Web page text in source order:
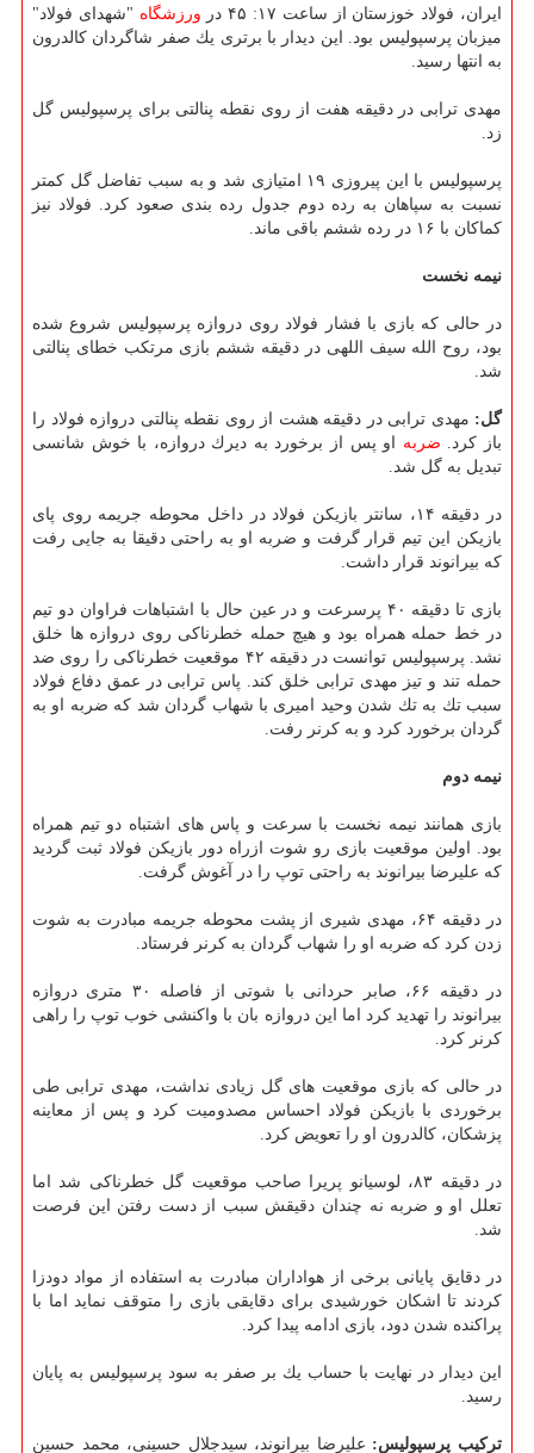
ایران، فولاد خوزستان از ساعت ۱۷: ۴۵ در
ورزشگاه "شهدای فولاد"
میزبان پرسپولیس بود. این دیدار با برتری یك صفر شاگردان كالدرون
به انتها رسید.
مهدی ترابی در دقیقه هفت از روی نقطه پنالتی برای پرسپولیس گل
زد.
پرسپولیس با این پیروزی ۱۹ امتیازی شد و به سبب تفاضل گل كمتر
نسبت به سپاهان به رده دوم جدول رده بندی صعود كرد. فولاد نیز
كماكان با ۱۶ در رده ششم باقی ماند.
نیمه نخست
در حالی كه بازی با فشار فولاد روی دروازه پرسپولیس شروع شده
بود، روح الله سیف اللهی در دقیقه ششم بازی مرتكب خطای پنالتی
شد.
گل: مهدی ترابی در دقیقه هشت از روی نقطه پنالتی دروازه فولاد را
باز كرد. ضربه او پس از برخورد به دیرك دروازه، با خوش شانسی
تبدیل به گل شد.
در دقیقه ۱۴، سانتر بازیكن فولاد در داخل محوطه جریمه روی پای
بازیكن این تیم قرار گرفت و ضربه او به راحتی دقیقا به جایی رفت
كه بیرانوند قرار داشت.
بازی تا دقیقه ۴۰ پرسرعت و در عین حال با اشتباهات فراوان دو تیم
در خط حمله همراه بود و هیچ حمله خطرناكی روی دروازه ها خلق
نشد. پرسپولیس توانست در دقیقه ۴۲ موقعیت خطرناكی را روی ضد
حمله تند و تیز مهدی ترابی خلق كند. پاس ترابی در عمق دفاع فولاد
سبب تك به تك شدن وحید امیری با شهاب گردان شد كه ضربه او به
گردان برخورد كرد و به كرنر رفت.
نیمه دوم
بازی همانند نیمه نخست با سرعت و پاس های اشتباه دو تیم همراه
بود. اولین موقعیت بازی رو شوت ازراه دور بازیكن فولاد ثبت گردید
كه علیرضا بیرانوند به راحتی توپ را در آغوش گرفت.
در دقیقه ۶۴، مهدی شیری از پشت محوطه جریمه مبادرت به شوت
زدن كرد كه ضربه او را شهاب گردان به كرنر فرستاد.
در دقیقه ۶۶، صابر حردانی با شوتی از فاصله ۳۰ متری دروازه
بیرانوند را تهدید كرد اما این دروازه بان با واكنشی خوب توپ را راهی
كرنر كرد.
در حالی كه بازی موقعیت های گل زیادی نداشت، مهدی ترابی طی
برخوردی با بازیكن فولاد احساس مصدومیت كرد و پس از معاینه
پزشكان، كالدرون او را تعویض كرد.
در دقیقه ۸۳، لوسیانو پریرا صاحب موقعیت گل خطرناكی شد اما
تعلل او و ضربه نه چندان دقیقش سبب از دست رفتن این فرصت
شد.
در دقایق پایانی برخی از هواداران مبادرت به استفاده از مواد دودزا
كردند تا اشكان خورشیدی برای دقایقی بازی را متوقف نماید اما با
پراكنده شدن دود، بازی ادامه پیدا كرد.
این دیدار در نهایت با حساب یك بر صفر به سود پرسپولیس به پایان
رسید.
تركیب پرسپولیس: علیرضا بیرانوند، سیدجلال حسینی، محمد حسین